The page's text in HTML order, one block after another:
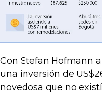
Con Stefan Hofmann
una inversión de
novedosa que no